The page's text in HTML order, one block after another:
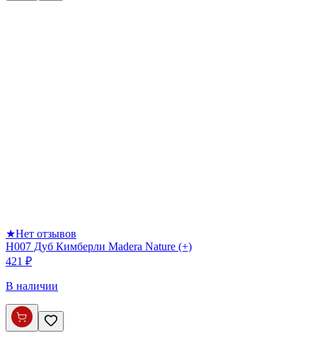
★Нет отзывов
H007 Дуб Кимберли Madera Nature (+)
421 ₽
В наличии